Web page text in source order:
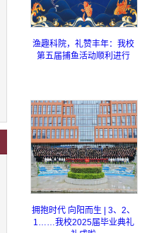
渔趣科院，礼赞丰年：我校
第五届捕鱼活动顺利进行
拥抱时代 向阳而生 | 3、2、
1……我校2025届毕业典礼